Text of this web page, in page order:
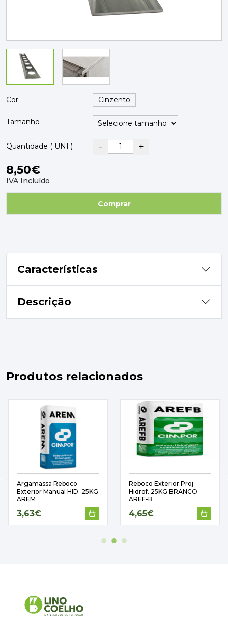
TINTAS, DROGAS E LIMPEZA
DYRUP
SKIL
Cor
Tamanho
Quantidade ( UNI ) - +
8,50€
IVA Incluído
Comprar
Características
Descrição
Produtos relacionados
Argamassa Reboco
Exterior Manual HID. 25KG
AREM
3,63€
Reboco Exterior Proj
Hidrof. 25KG BRANCO
AREF-B
4,65€